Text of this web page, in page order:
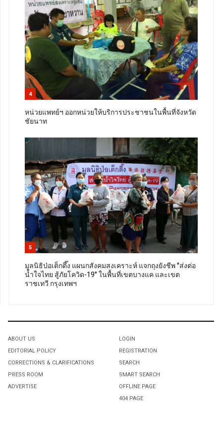
4
หน่วยแพทย์ฯ ออกหน่วยให้บริการประชาชนในพื้นที่จังหวัด
ชัยนาท
5
มูลนิธิป่อเต็กตึ๊ง แผนกสังคมสงเคราะห์ แจกถุงยังชีพ "ส่งต่อ
น้ำใจไทย สู้ภัยโควิด-19" ในพื้นที่เขตบางแค และ​เขต
ราชเทวี กรุงเทพฯ
ABOUT US
EDITORIAL POLICY
CORRECTIONS & CLARIFICATIONS
PRESS ROOM
ADVERTISE
LOGIN
REGISTRATION
SEARCH
SMART SEARCH
OFFLINE PAGE
404 PAGE